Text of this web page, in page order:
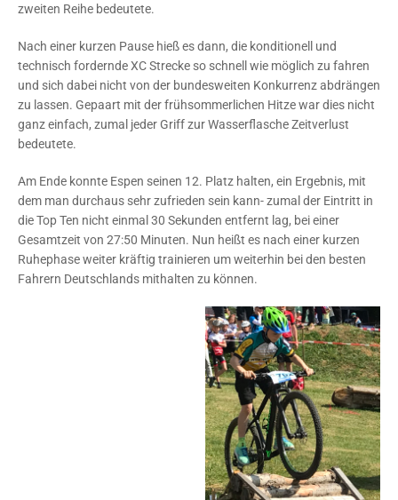
zweiten Reihe bedeutete.
Nach einer kurzen Pause hieß es dann, die konditionell und
technisch fordernde XC Strecke so schnell wie möglich zu fahren
und sich dabei nicht von der bundesweiten Konkurrenz abdrängen
zu lassen. Gepaart mit der frühsommerlichen Hitze war dies nicht
ganz einfach, zumal jeder Griff zur Wasserflasche Zeitverlust
bedeutete.
Am Ende konnte Espen seinen 12. Platz halten, ein Ergebnis, mit
dem man durchaus sehr zufrieden sein kann- zumal der Eintritt in
die Top Ten nicht einmal 30 Sekunden entfernt lag, bei einer
Gesamtzeit von 27:50 Minuten. Nun heißt es nach einer kurzen
Ruhephase weiter kräftig trainieren um weiterhin bei den besten
Fahrern Deutschlands mithalten zu können.